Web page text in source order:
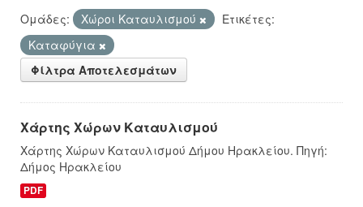
Ομάδες: Χώροι Καταυλισμού
Ετικέτες:
Καταφύγια
Φίλτρα Αποτελεσμάτων
Χάρτης Χώρων Καταυλισμού
Χάρτης Χώρων Καταυλισμού Δήμου Ηρακλείου. Πηγή:
Δήμος Ηρακλείου
PDF